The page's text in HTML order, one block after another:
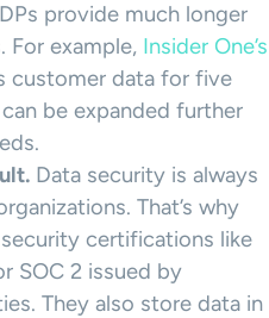
provide much longer
For example, Insider One’s
customer data for five
be expanded further
Data security is always
That’s why
certifications like
SOC 2 issued by
They also store data in